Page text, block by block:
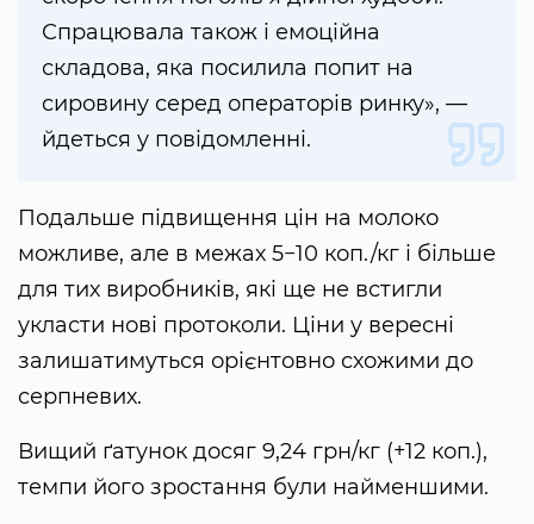
Спрацювала також і емоційна
складова, яка посилила попит на
сировину серед операторів ринку», —
йдеться у повідомленні.
Подальше підвищення цін на молоко
можливе, але в межах 5−10 коп./кг і більше
для тих виробників, які ще не встигли
укласти нові протоколи. Ціни у вересні
залишатимуться орієнтовно схожими до
серпневих.
Вищий ґатунок досяг 9,24 грн/кг (+12 коп.),
темпи його зростання були найменшими.